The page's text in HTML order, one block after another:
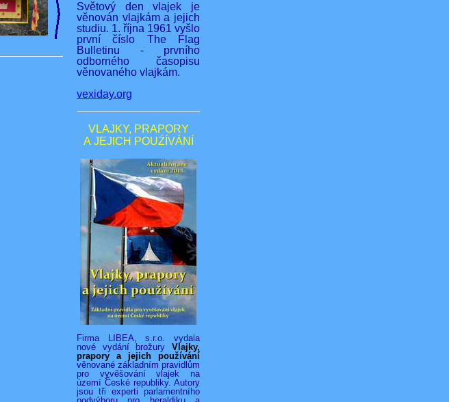
Světový den vlajek je
věnován vlajkám a jejich
studiu. 1. října 1961 vyšlo
první číslo The Flag
Bulletinu - prvního
odborného časopisu
věnovaného vlajkám.
vexiday.org
VLAJKY, PRAPORY
A JEJICH POUŹÍVÁNÍ
Firma LIBEA, s.r.o. vydala
nové vydání brožury Vlajky,
prapory a jejich používání
věnované základním pravidlům
pro vyvěšování vlajek na
území České republiky. Autory
jsou tři experti parlamentního